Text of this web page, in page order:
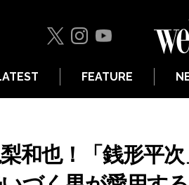
FEATURE
和也！「銭形平